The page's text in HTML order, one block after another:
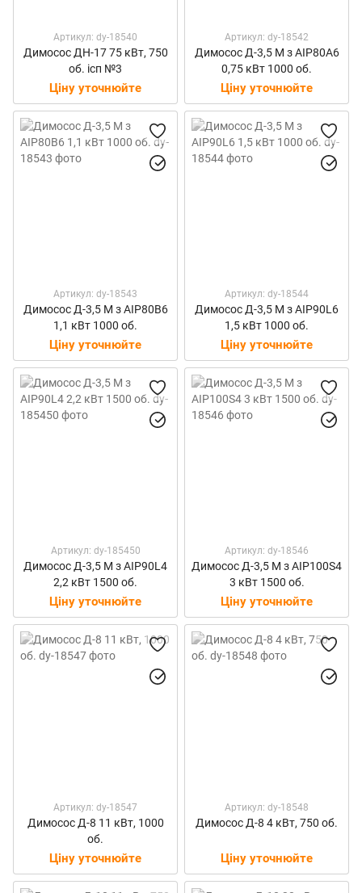
Артикул: dy-18540
Димосос ДН-17 75 кВт, 750
об. ісп №3
Ціну уточнюйте
Артикул: dy-18542
Димосос Д-3,5 M з АІР80А6
0,75 кВт 1000 об.
Ціну уточнюйте
Артикул: dy-18543
Димосос Д-3,5 M з АІР80В6
1,1 кВт 1000 об.
Ціну уточнюйте
Артикул: dy-18544
Димосос Д-3,5 M з АІР90L6
1,5 кВт 1000 об.
Ціну уточнюйте
Артикул: dy-185450
Димосос Д-3,5 M з АІР90L4
2,2 кВт 1500 об.
Ціну уточнюйте
Артикул: dy-18546
Димосос Д-3,5 M з АІР100S4
3 кВт 1500 об.
Ціну уточнюйте
Артикул: dy-18547
Димосос Д-8 11 кВт, 1000
об.
Ціну уточнюйте
Артикул: dy-18548
Димосос Д-8 4 кВт, 750 об.
Ціну уточнюйте